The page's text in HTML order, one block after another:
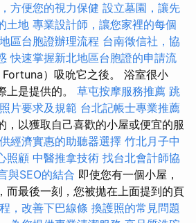
方便您的視力保健 設立墓園，讓先
土地 專業設計師，讓您家裡的每個
區台胞證辦理流程 台南徵信社，協
快速掌握新北地區台胞證的申請流
Fortuna）吸吮它之後。 浴室很小
上是提供的。 草屯按摩服務推薦 跳
片要求及規範 台北記帳士專業推薦
，以獲取自己喜歡的小屋或便宜的服
經濟實惠的助聽器選擇 竹北月子中
照顧 中醫推拿技術 找台北會計師協
與SEO的結合 即使您有一個小屋，
而最後一刻，您被拋在上面提到的頁
，改善下巴線條 換護照的常見問題